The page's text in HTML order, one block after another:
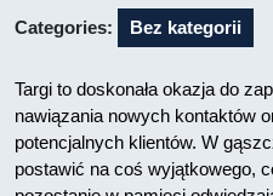
Categories: Bez kategorii
Targi to doskonała okazja do
nawiązania nowych kontaktów
potencjalnych klientów. W
postawić na coś wyjątkowego,